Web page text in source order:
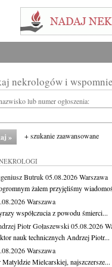
nekrologów i
lub numer ogłoszenia:
+ szukanie zaawansowane
Butruk05.08.2026Warszawa
żalem przyjęliśmy
Warszawa
współczucia z powodu śmierci...
Piotr Gołaszewski05.08.2026
nauk technicznych Andrzej Piotr...
Warszawa
Mielcarskiej, najszczersze...